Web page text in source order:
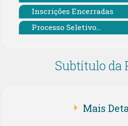
Inscrições Encerradas
Processo Seletivo...
Subtítulo da
Mais